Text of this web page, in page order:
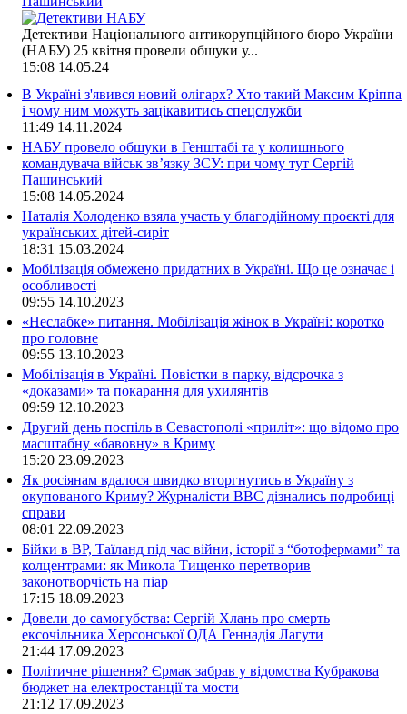
Детективи Національного антикорупційного бюро України
(НАБУ) 25 квітня провели обшуки у...
15:08 14.05.24
В Україні з'явився новий олігарх? Хто такий Максим Кріппа
і чому ним можуть зацікавитись спецслужби
11:49 14.11.2024
НАБУ провело обшуки в Генштабі та у колишнього
командувача військ зв’язку ЗСУ: при чому тут Сергій
Пашинський
15:08 14.05.2024
Наталія Холоденко взяла участь у благодійному проєкті для
українських дітей-сиріт
18:31 15.03.2024
Мобілізація обмежено придатних в Україні. Що це означає і
особливості
09:55 14.10.2023
«Неслабке» питання. Мобілізація жінок в Україні: коротко
про головне
09:55 13.10.2023
Мобілізація в Україні. Повістки в парку, відсрочка з
«доказами» та покарання для ухилянтів
09:59 12.10.2023
Другий день поспіль в Севастополі «приліт»: що відомо про
масштабну «бавовну» в Криму
15:20 23.09.2023
Як росіянам вдалося швидко вторгнутись в Україну з
окупованого Криму? Журналісти ВВС дізнались подробиці
справи
08:01 22.09.2023
Бійки в ВР, Таїланд під час війни, історії з “ботофермами” та
колцентрами: як Микола Тищенко перетворив
законотворчість на піар
17:15 18.09.2023
Довели до самогубства: Сергій Хлань про смерть
ексочільника Херсонської ОДА Геннадія Лагути
21:44 17.09.2023
Політичне рішення? Єрмак забрав у відомства Кубракова
бюджет на електростанції та мости
21:12 17.09.2023